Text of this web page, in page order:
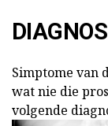
Simptome van
wat nie die
volgende